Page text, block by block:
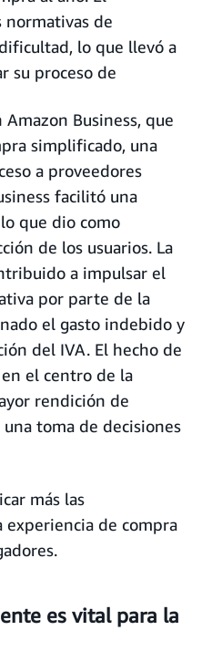
de
lo que llevó a
su proceso de
Business, que
simplificado, una
a proveedores
facilitó una
que dio como
de los usuarios. La
a impulsar el
por parte de la
el gasto indebido y
del IVA. El hecho de
el centro de la
rendición de
toma de decisiones
más las
experiencia de compra
es vital para la